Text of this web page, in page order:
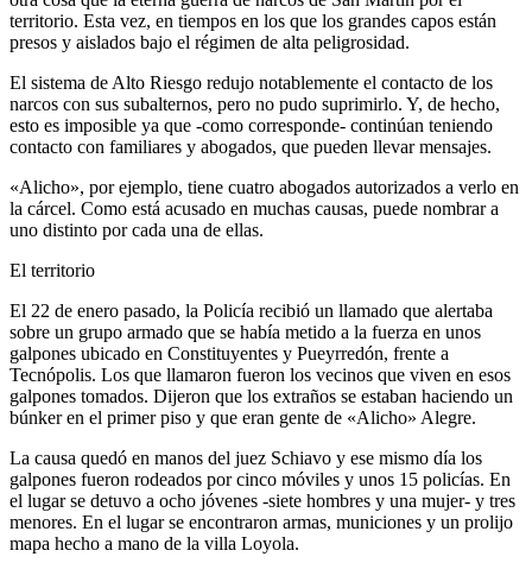
territorio. Esta vez, en tiempos en los que los grandes capos están
presos y aislados bajo el régimen de alta peligrosidad.
El sistema de Alto Riesgo redujo notablemente el contacto de los
narcos con sus subalternos, pero no pudo suprimirlo. Y, de hecho,
esto es imposible ya que -como corresponde- continúan teniendo
contacto con familiares y abogados, que pueden llevar mensajes.
«Alicho», por ejemplo, tiene cuatro abogados autorizados a verlo en
la cárcel. Como está acusado en muchas causas, puede nombrar a
uno distinto por cada una de ellas.
El territorio
El 22 de enero pasado, la Policía recibió un llamado que alertaba
sobre un grupo armado que se había metido a la fuerza en unos
galpones ubicado en Constituyentes y Pueyrredón, frente a
Tecnópolis. Los que llamaron fueron los vecinos que viven en esos
galpones tomados. Dijeron que los extraños se estaban haciendo un
búnker en el primer piso y que eran gente de «Alicho» Alegre.
La causa quedó en manos del juez Schiavo y ese mismo día los
galpones fueron rodeados por cinco móviles y unos 15 policías. En
el lugar se detuvo a ocho jóvenes -siete hombres y una mujer- y tres
menores. En el lugar se encontraron armas, municiones y un prolijo
mapa hecho a mano de la villa Loyola.